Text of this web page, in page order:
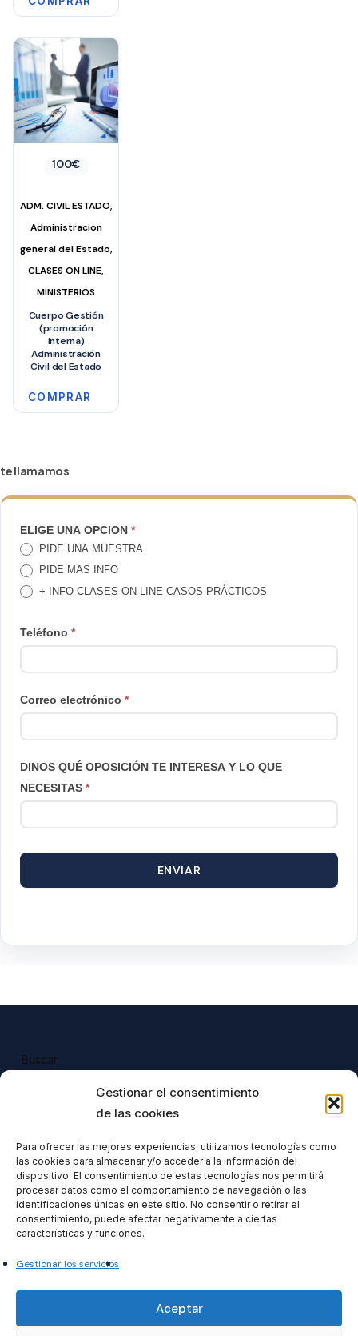
Gestionar el consentimiento
de las cookies
Para ofrecer las mejores experiencias, utilizamos tecnologías como
las cookies para almacenar y/o acceder a la información del
dispositivo. El consentimiento de estas tecnologías nos permitirá
procesar datos como el comportamiento de navegación o las
identificaciones únicas en este sitio. No consentir o retirar el
consentimiento, puede afectar negativamente a ciertas
características y funciones.
Gestionar los servicios
Aceptar
100€
ADM. CIVIL ESTADO
Administracion
general del Estado
CLASES ON LINE
MINISTERIOS
Cuerpo Gestión
(promoción
interna)
Administración
Civil del Estado
COMPRAR
te llamamos
TE
LLAMAMOS
ELIGE UNA OPCION *
PIDE UNA MUESTRA
PIDE MAS INFO
+ INFO CLASES ON LINE CASOS PRÁCTICOS
Teléfono *
Correo electrónico *
DINOS QUÉ OPOSICIÓN TE INTERESA Y LO QUE
NECESITAS *
ENVIAR
Buscar
Todos nuestros productos tienen
incluido el IVA en su precio.